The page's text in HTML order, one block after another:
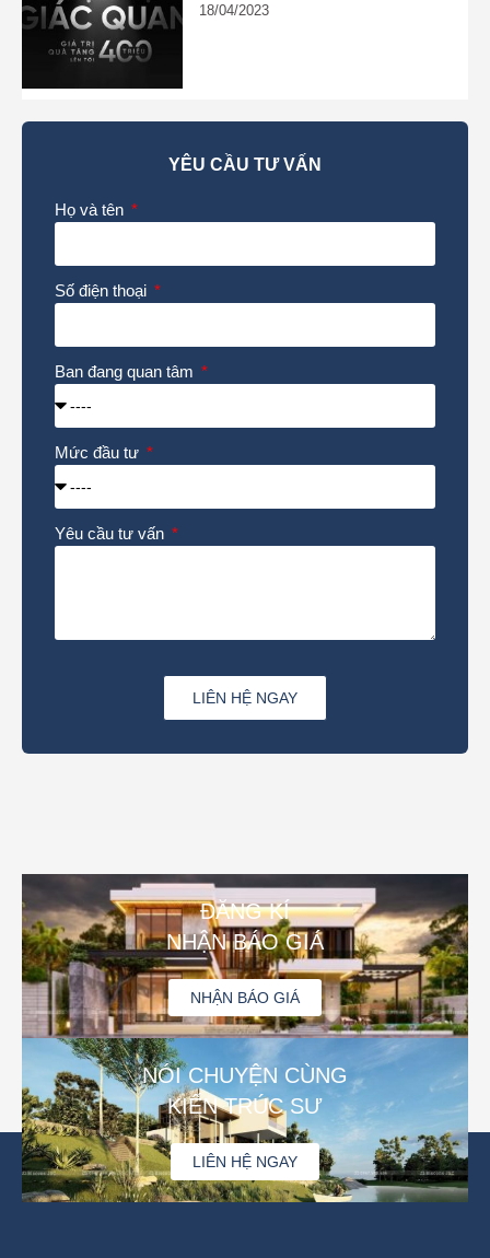
18/04/2023
YÊU CẦU TƯ VẤN
Họ và tên
Số điện thoại
Ban đang quan tâm
Mức đầu tư
Yêu cầu tư vấn
LIÊN HỆ NGAY
ĐĂNG KÍ
NHẬN BÁO GIÁ
NHẬN BÁO GIÁ
NÓI CHUYỆN CÙNG
KIẾN TRÚC SƯ
LIÊN HỆ NGAY